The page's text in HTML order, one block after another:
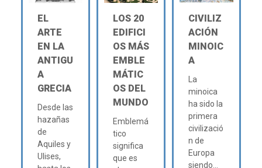
EL
ARTE
EN LA
ANTIGU
A
GRECIA
Desde las
hazañas
de
Aquiles y
Ulises,
LOS 20
EDIFICI
OS MÁS
EMBLE
MÁTIC
OS DEL
MUNDO
Emblemá
tico
significa
que es
CIVILIZ
ACIÓN
MINOIC
A
La
minoica
ha sido la
primera
civilizació
n de
Europa
siendo...